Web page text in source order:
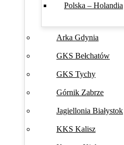
Polska – Holandia
Arka Gdynia
GKS Bełchatów
GKS Tychy
Górnik Zabrze
Jagiellonia Białystok
KKS Kalisz